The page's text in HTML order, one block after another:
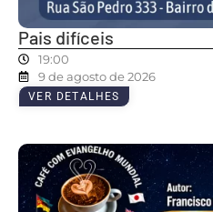
Pais difíceis
19:00
9 de agosto de 2026
VER DETALHES